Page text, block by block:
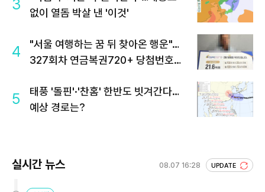
3
없이 열돔 박살 낸 '이것'
4
"서울 여행하는 꿈 뒤 찾아온 행운"…
327회차 연금복권720+ 당첨번호조
5
태풍 '돌핀'·'찬홈' 한반도 빗겨간다…
예상 경로는?
실시간 뉴스 08.07 16:28 UPDATE